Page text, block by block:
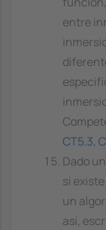
entre
CT5.3,
Dado
si
un
así,